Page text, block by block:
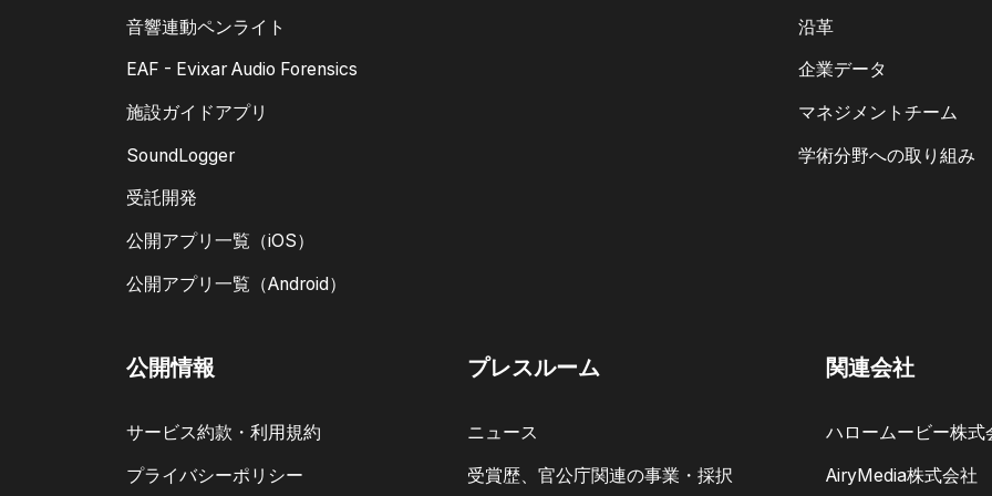
音響連動ペンライト
EAF - Evixar Audio Forensics
施設ガイドアプリ
SoundLogger
受託開発
公開アプリ一覧（iOS）
公開アプリ一覧（Android）
沿革
企業データ
マネジメントチーム
学術分野への取り組み
公開情報
サービス約款・利用規約
プライバシーポリシー
プレスルーム
ニュース
受賞歴、官公庁関連の事業・採択
関連会社
ハロームービー株式
AiryMedia株式会社